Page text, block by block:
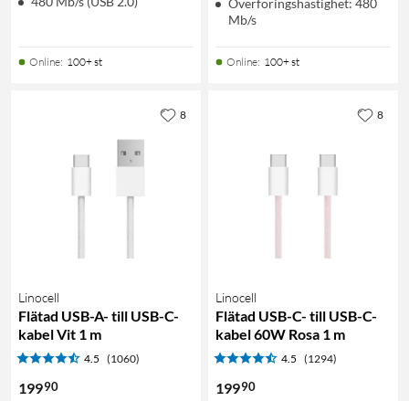
Online: 100+ st
Överföringshastighet: 480
Mb/s
Online: 100+ st
Linocell
Flätad USB-A- till USB-C-
kabel Vit 1 m
4.5 (1060)
19990
8
Linocell
Flätad USB-C- till USB-C-
kabel 60W Rosa 1 m
4.5 (1294)
19990
8